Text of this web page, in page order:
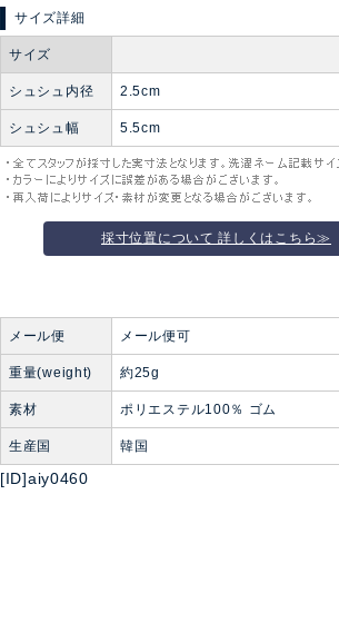
サイズ
シュシュ内径 2.5cm
シュシュ幅 5.5cm
採寸位置について 詳しくはこちら≫
メール便 メール便可
重量(weight) 約25g
素材 ポリエステル100％ ゴム
生産国 韓国
[ID]aiy0460